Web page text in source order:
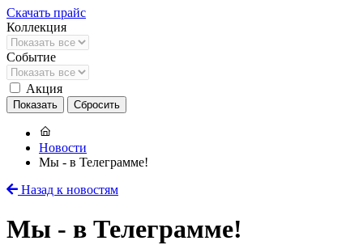
Скачать прайс
Коллекция
Событие
Акция
Новости
Мы - в Телеграмме!
Назад к новостям
Мы - в Телеграмме!